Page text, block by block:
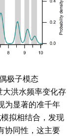
极子模态
大洪水频率变化存
为显著的准千年
拟相结合，发现
协同性，这主要